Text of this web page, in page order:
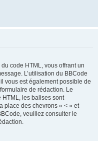
code HTML, vous offrant un
L’utilisation du BBCode
vous est également possible de
de rédaction. Le
HTML, les balises sont
place des chevrons « < » et
veuillez consulter le